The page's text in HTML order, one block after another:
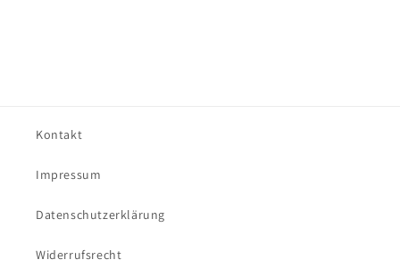
Kontakt
Impressum
Datenschutzerklärung
Widerrufsrecht